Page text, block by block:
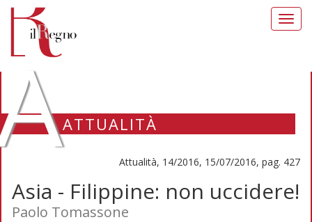
ATTUALITÀ
Attualità, 14/2016, 15/07/2016, pag. 427
Asia - Filippine: non uccidere!
Paolo Tomassone